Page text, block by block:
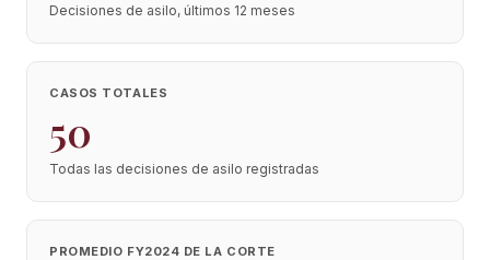
Decisiones de asilo, últimos 12 meses
CASOS TOTALES
50
Todas las decisiones de asilo registradas
PROMEDIO FY2024 DE LA CORTE